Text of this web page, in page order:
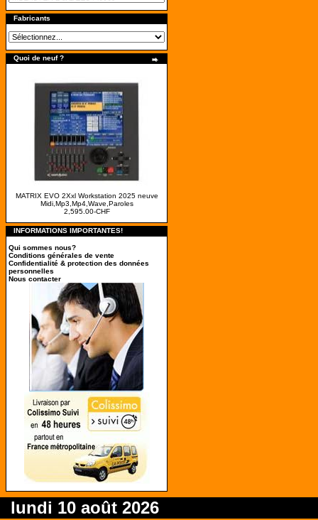
Fabricants
Quoi de neuf ?
MATRIX EVO 2Xxl Workstation 2025 neuve
Midi,Mp3,Mp4,Wave,Paroles
2,595.00-CHF
INFORMATIONS IMPORTANTES!
Qui sommes nous?
Conditions générales de vente
Confidentialité & protection des données
personnelles
Nous contacter
lundi 10 août 2026